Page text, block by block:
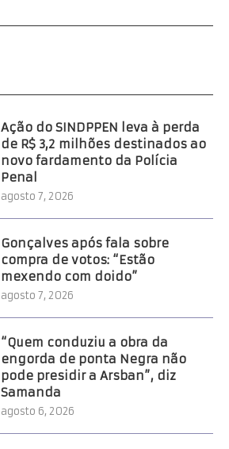
Ação do SINDPPEN leva à perda
de R$ 3,2 milhões destinados ao
novo fardamento da Polícia
Penal
agosto 7, 2026
Gonçalves após fala sobre
compra de votos: “Estão
mexendo com doido”
agosto 7, 2026
“Quem conduziu a obra da
engorda de ponta Negra não
pode presidir a Arsban”, diz
Samanda
agosto 6, 2026